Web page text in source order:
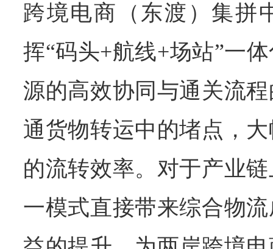
跨境电商（东渡）集拼
挥“码头+航线+场站”一
源的高效协同与通关流
通货物转运中的堵点，
的流转效率。对于产业
一模式直接带来综合物